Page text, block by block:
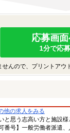
応募画
1分で応
んので、プリントアウ
他の求人をみる
と思う志高い方と施設
番号】一般労働者派